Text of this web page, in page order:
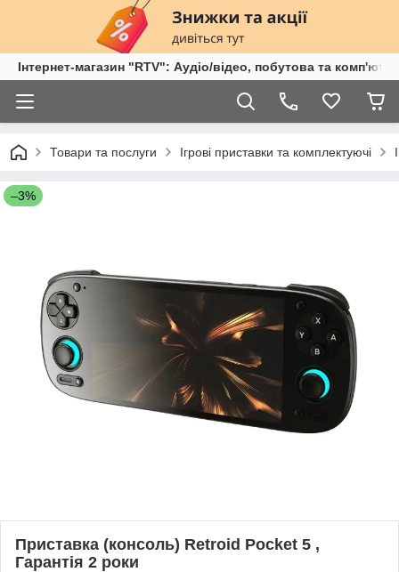
Інтернет-магазин "RTV": Аудіо/відео, побутова та
Товари та послуги Ігрові приставки та комплектуючі
–3%
Приставка (консоль) Retroid Pocket 5 ,
Гарантія 2 роки